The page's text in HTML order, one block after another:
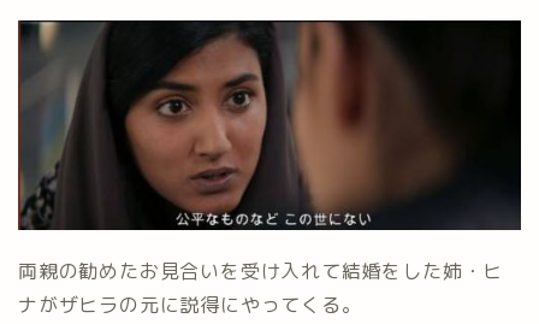
両親の勧めたお見合いを受け入れて結婚をした姉・ヒ
ナがザヒラの元に説得にやってくる。